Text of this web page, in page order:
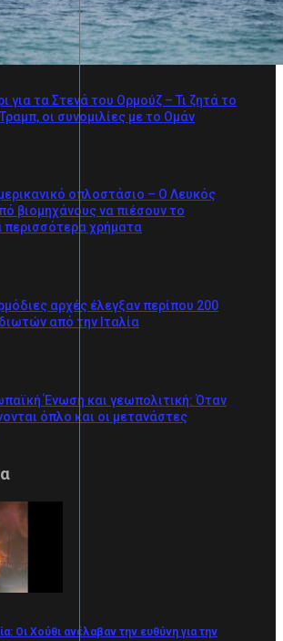
για τα Στενά του Ορμούζ – Τι ζητά το
οι συνομιλίες με το Ομάν
οπλοστάσιο – Ο Λευκός
βιομηχάνους να πιέσουν το
περισσότερα χρήματα
αρχές έλεγξαν περίπου 200
από την Ιταλία
Ένωση και γεωπολιτική: Όταν
όπλο και οι μετανάστες
Οι Χούθι ανέλαβαν την ευθύνη για την